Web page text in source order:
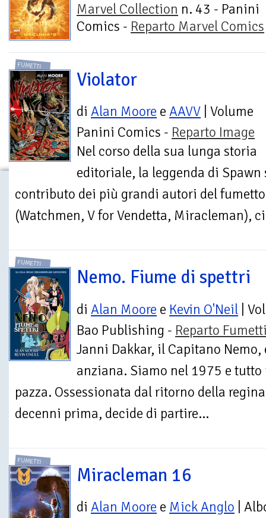
Marvel Collection n. 43 - Panini
Comics - Reparto Marvel Comics
FUMETTI
Violator
di Alan Moore e AAVV | Volume
Panini Comics - Reparto Image
Nel corso della sua lunga storia
editoriale, la leggenda di
contributo dei più grandi autori del
(Watchmen, V for Vendetta, Miracleman),
FUMETTI
Nemo. Fiume di spettri
di Alan Moore e Kevin O'Neil |
Bao Publishing - Reparto
Janni Dakkar, il Capitano Nemo,
anziana. Siamo nel 1975 e
pazza. Ossessionata dal ritorno della
decenni prima, decide di partire...
FUMETTI
Miracleman 16
di Alan Moore e Mick Anglo |